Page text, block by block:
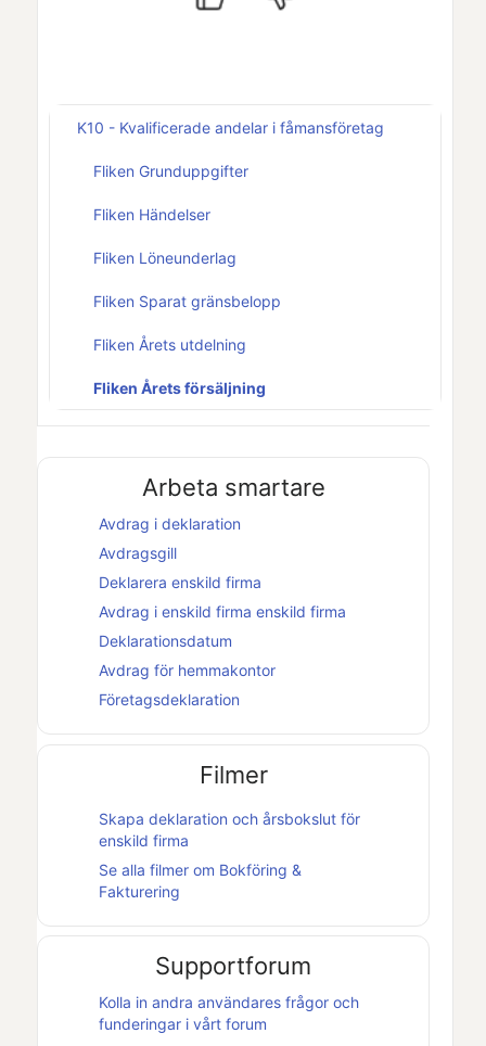
K10 - Kvalificerade andelar i fåmansföretag
Fliken Grunduppgifter
Fliken Händelser
Fliken Löneunderlag
Fliken Sparat gränsbelopp
Fliken Årets utdelning
Fliken Årets försäljning
Arbeta smartare
Avdrag i deklaration
Avdragsgill
Deklarera enskild firma
Avdrag i enskild firma enskild firma
Deklarationsdatum
Avdrag för hemmakontor
Företagsdeklaration
Filmer
Skapa deklaration och årsbokslut för
enskild firma
Se alla filmer om Bokföring &
Fakturering
Supportforum
Kolla in andra användares frågor och
funderingar i vårt forum